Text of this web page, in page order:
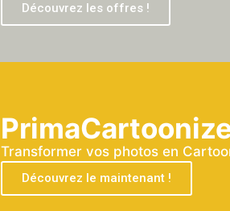
Découvrez les offres !
Transformer vos photos en
Découvrez le maintenant !